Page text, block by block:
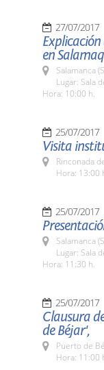
27/07/2017
en
Salamanca
Lugar: Sala
Hora: 10:00 h.
25/07/2017
Visita
Rinconada
Hora: 13:00
25/07/2017
Salamanca
Lugar: Sala
Hora: 11:30 h.
25/07/2017
Clausura
de Béjar',
Puerto de
Hora: 11:00